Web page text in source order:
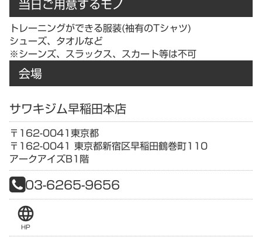
トレーニングができる服装(袖有のTシャツ)
シューズ、タオルなど
※シーンズ、スラックス、スカート等は不可
会場
サワキジム早稲田本店
〒162-0041東京都
〒162-0041 東京都新宿区早稲田鶴巻町110
アークアイズB1階
03-6265-9656
language
HP